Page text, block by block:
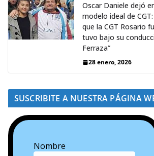
Oscar Daniele dejó
modelo ideal de
que la CGT Rosario
tuvo bajo su
Ferraza”
28 enero, 2026
SUSCRIBITE A NUESTRA PÁGINA
Nombre